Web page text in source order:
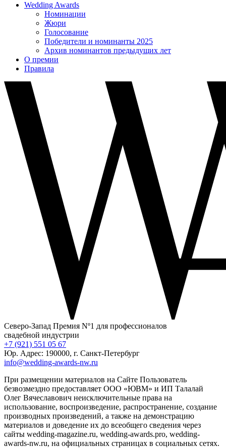
Wedding Awards
Номинации
Жюри
Голосование
Победители и номинанты 2025
Архив номинантов предыдущих лет
О премии
Правила
Северо-Запад Премия Nº1 для профессионалов
свадебной индустрии
+7 (921) 551 05 67
Юр. Адрес: 190000, г. Санкт-Петербург
info@wedding-awards-nw.ru
При размещении материалов на Сайте Пользователь
безвозмездно предоставляет ООО «ЮВМ» и ИП Талалай
Олег Вячеславович неисключительные права на
использование, воспроизведение, распространение, создание
производных произведений, а также на демонстрацию
материалов и доведение их до всеобщего сведения через
сайты wedding-magazine.ru, wedding-awards.pro, wedding-
awards-nw.ru, на официальных страницах в социальных сетях.